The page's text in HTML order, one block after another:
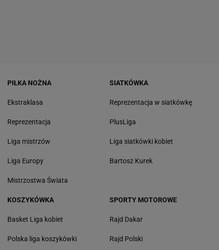
PIŁKA NOŻNA
Ekstraklasa
Reprezentacja
Liga mistrzów
Liga Europy
Mistrzostwa Świata
SIATKÓWKA
Reprezentacja w siatkówkę
PlusLiga
Liga siatkówki kobiet
Bartosz Kurek
KOSZYKÓWKA
Basket Liga kobiet
Polska liga koszykówki
SPORTY MOTOROWE
Rajd Dakar
Rajd Polski